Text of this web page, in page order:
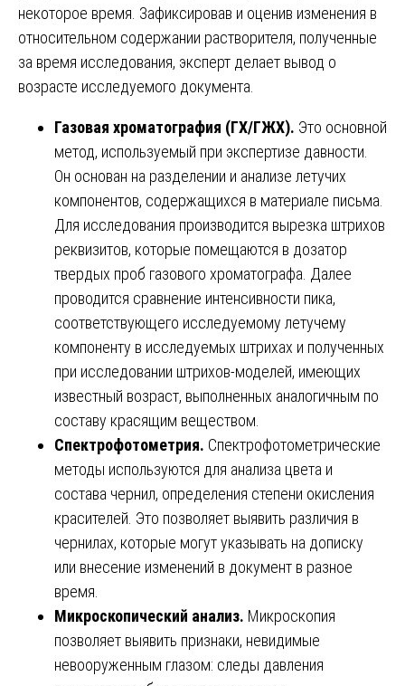
некоторое время. Зафиксировав и оценив изменения в
относительном содержании растворителя, полученные
за время исследования, эксперт делает вывод о
возрасте исследуемого документа.
Газовая хроматография (ГХ/ГЖХ). Это основной
метод, используемый при экспертизе давности.
Он основан на разделении и анализе летучих
компонентов, содержащихся в материале письма.
Для исследования производится вырезка штрихов
реквизитов, которые помещаются в дозатор
твердых проб газового хроматографа. Далее
проводится сравнение интенсивности пика,
соответствующего исследуемому летучему
компоненту в исследуемых штрихах и полученных
при исследовании штрихов-моделей, имеющих
известный возраст, выполненных аналогичным по
составу красящим веществом.
Спектрофотометрия. Спектрофотометрические
методы используются для анализа цвета и
состава чернил, определения степени окисления
красителей. Это позволяет выявить различия в
чернилах, которые могут указывать на дописку
или внесение изменений в документ в разное
время.
Микроскопический анализ. Микроскопия
позволяет выявить признаки, невидимые
невооруженным глазом: следы давления